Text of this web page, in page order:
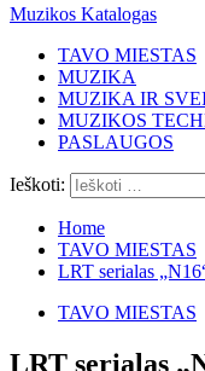
Muzikos Katalogas
TAVO MIESTAS
MUZIKA
MUZIKA IR
MUZIKOS
PASLAUGOS
Ieškoti:
Home
TAVO MIESTAS
LRT serialas
TAVO MIESTAS
LRT serialas